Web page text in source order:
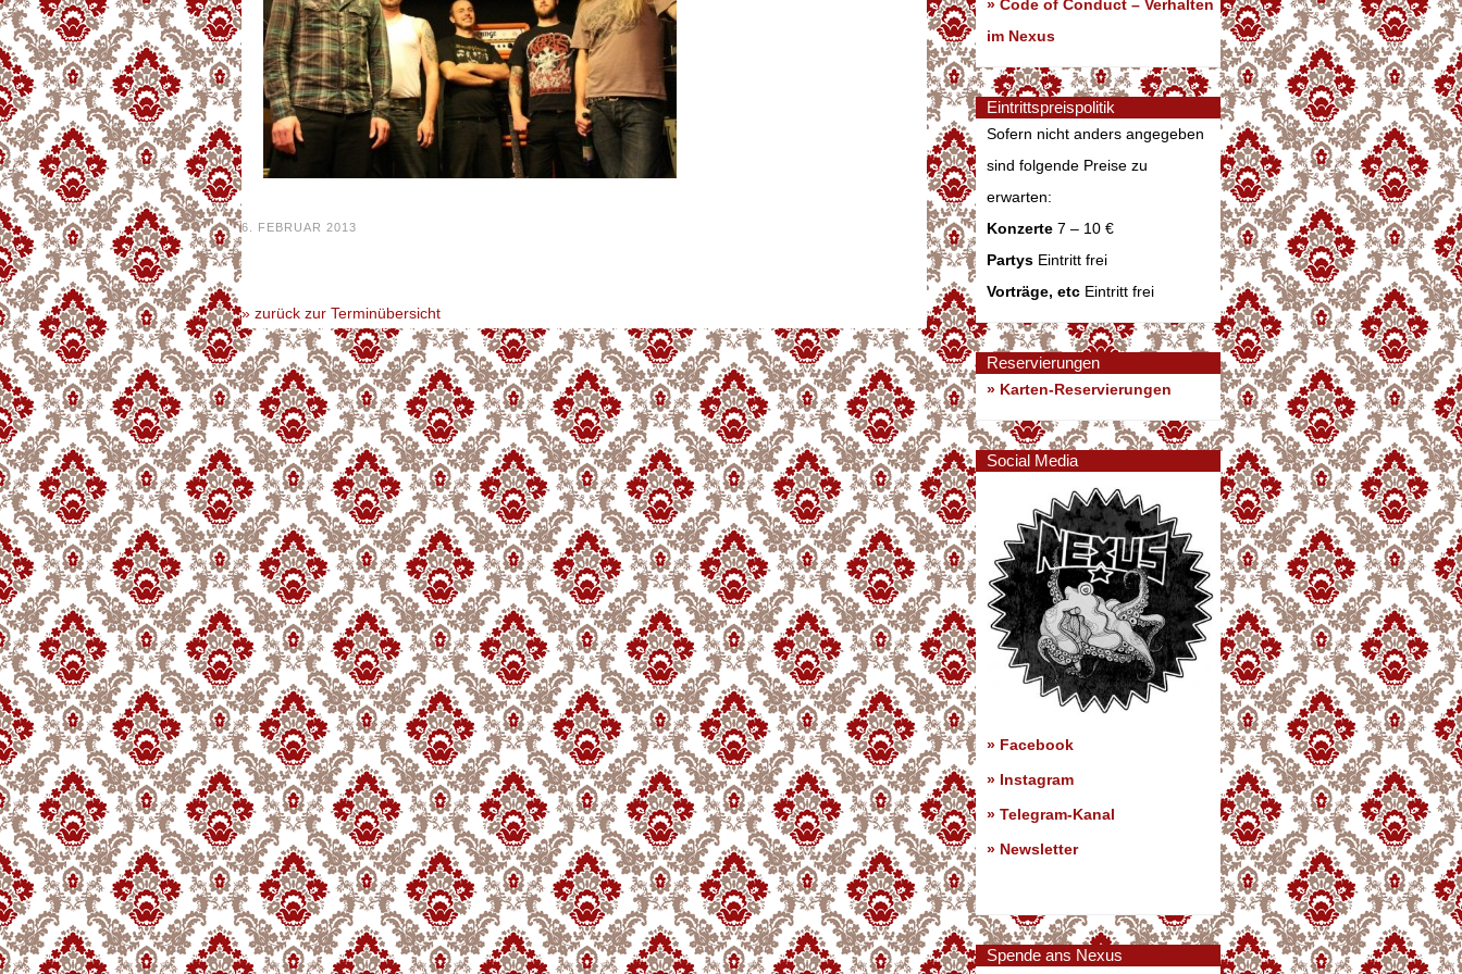
6. FEBRUAR 2013
» zurück zur Terminübersicht
» Code of Conduct – Verhalten
im Nexus
Eintrittspreispolitik
Sofern nicht anders angegeben
sind folgende Preise zu
erwarten:
Konzerte 7 – 10 €
Partys Eintritt frei
Vorträge, etc Eintritt frei
Reservierungen
» Karten-Reservierungen
Social Media
» Facebook
» Instagram
» Telegram-Kanal
» Newsletter
Spende ans Nexus